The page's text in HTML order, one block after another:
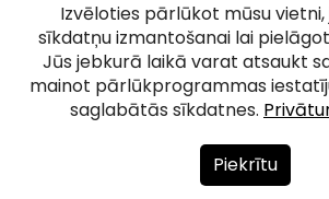
Par mums
Izvēloties pārlūkot mūsu
sīkdatņu izmantošanai lai
Jūs jebkurā laikā varat atsaukt
mainot pārlūkprogrammas
saglabātās sīkdatnes.
Piekrītu